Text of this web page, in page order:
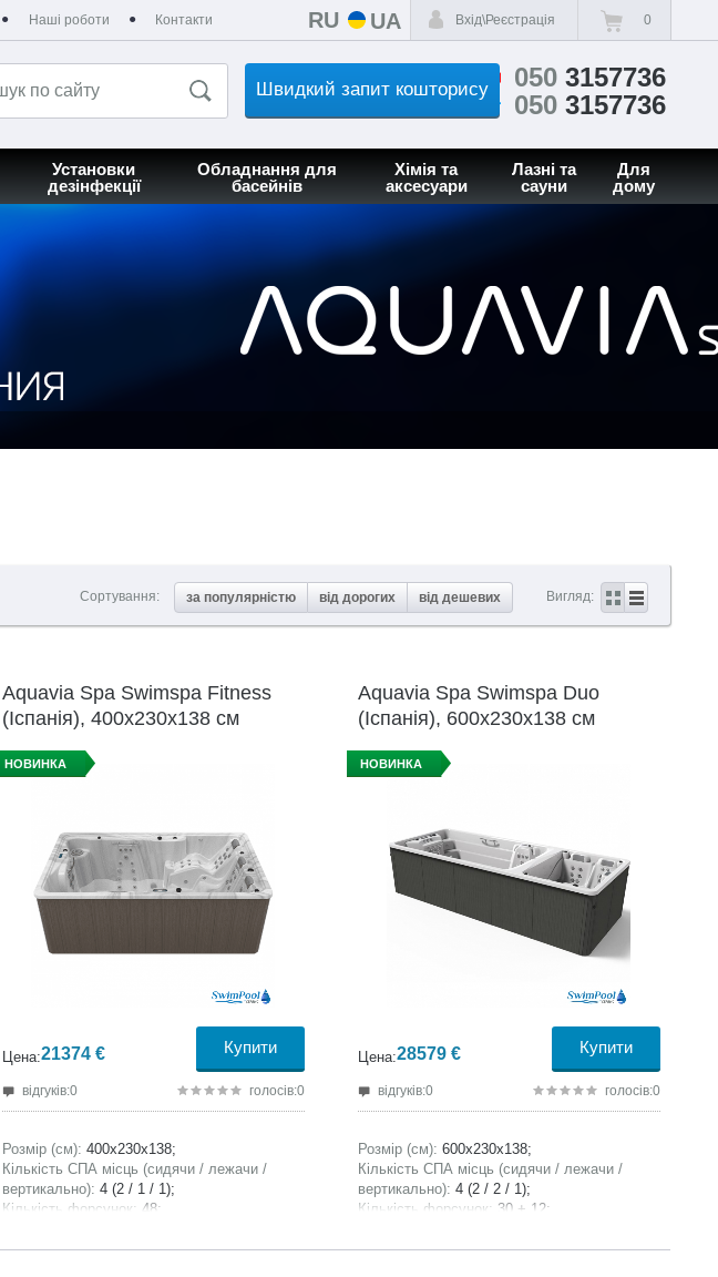
RU UA Вхід\Реєстрація 0
Наші роботи Контакти
050 3157736
050 3157736
Швидкий запит кошторису
Установки
дезінфекції
Обладнання для
басейнів
Хімія та
аксесуари
Лазні та
сауни
Для
дому
Сортування: за популярністю від дорогих від дешевих Вигляд:
Aquavia Spa Swimspa Fitness
(Іспанія), 400x230x138 см
НОВИНКА
Цена:21374€ Купити
відгуків:0 голосів:0
Розмір (см): 400x230x138;
Кількість СПА місць (сидячи / лежачи /
вертикально): 4 (2 / 1 / 1);
Кількість форсунок: 48;
Вага без води, кг:1150;
Aquavia Spa Swimspa Duo
(Іспанія), 600x230x138 см
НОВИНКА
Цена:28579€ Купити
відгуків:0 голосів:0
Розмір (см): 600x230x138;
Кількість СПА місць (сидячи / лежачи /
вертикально): 4 (2 / 2 / 1);
Кількість форсунок: 30 + 12;
Вага без води, кг:1150;